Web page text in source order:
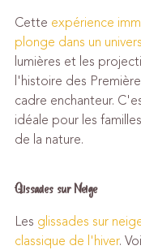
Cette expérience
plonge dans un
lumières et les
l'histoire des
cadre enchanteur.
idéale pour les
de la nature.
Glissades sur Neige
Les glissades sur
classique de l'hiver.